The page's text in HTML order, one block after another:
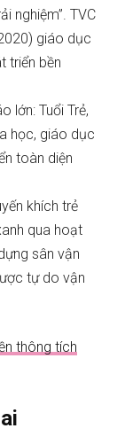
nghiệm”. TVC
giáo dục
triển bền
lớn: Tuổi Trẻ,
học, giáo dục
toàn diện
khích trẻ
qua hoạt
sân vận
tự do vận
thông tích